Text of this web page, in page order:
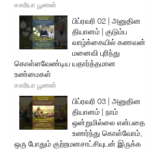
சகரியா பூணன்
பிப்ரவரி 02 | அனுதின
தியானம் | குடும்ப
வாழ்க்கையில் கணவன்
மனைவி புரிந்து
கொள்ளவேண்டிய யதார்த்தமான
உண்மைகள்
சகரியா பூணன்
பிப்ரவரி 03 | அனுதின
தியானம் | நாம்
ஒன்றுமில்லை என்பதை
உணர்ந்து கொள்வோம்,
ஒரு போதும் குற்றமனசாட்சியுடன் இருக்க